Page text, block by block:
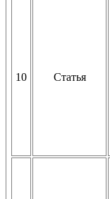
10 Статья